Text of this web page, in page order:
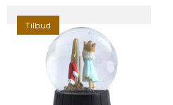
Tilbud